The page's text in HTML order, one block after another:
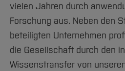
vielen Jahren durch
Forschung aus. Neben den
beteiligten Unternehmen
die Gesellschaft durch den
Wissenstransfer von